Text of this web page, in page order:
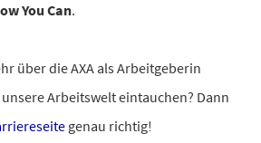
You Can.
über die AXA als Arbeitgeberin
Arbeitswelt eintauchen? Dann
genau richtig!